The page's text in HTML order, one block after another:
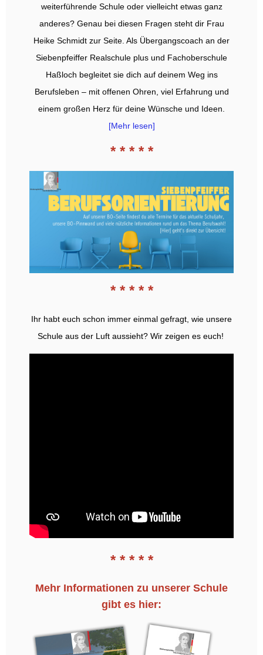
weiterführende Schule oder vielleicht etwas ganz
anderes? Genau bei diesen Fragen steht dir Frau
Heike Schmidt zur Seite. Als Übergangscoach an der
Siebenpfeiffer Realschule plus und Fachoberschule
Haßloch begleitet sie dich auf deinem Weg ins
Berufsleben – mit offenen Ohren, viel Erfahrung und
einem großen Herz für deine Wünsche und Ideen.
[Mehr lesen]
* * * * *
* * * * *
Ihr habt euch schon immer einmal gefragt, wie unsere
Schule aus der Luft aussieht? Wir zeigen es euch!
* * * * *
Mehr Informationen zu unserer Schule
gibt es hier: